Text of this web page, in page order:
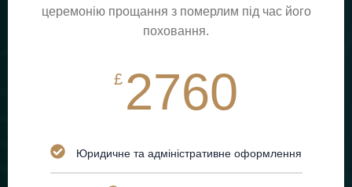
церемонію прощання з померлим під час його
поховання.
£ 2760
Юридичне та адміністративне оформлення